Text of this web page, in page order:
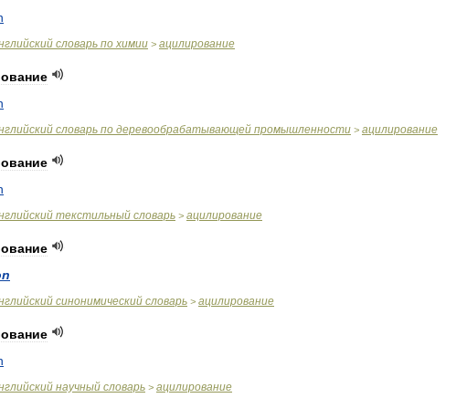
словарь по химии > ацилирование
словарь по деревообрабатывающей промышленности > ацилирование
текстильный словарь > ацилирование
синонимический словарь > ацилирование
научный словарь > ацилирование